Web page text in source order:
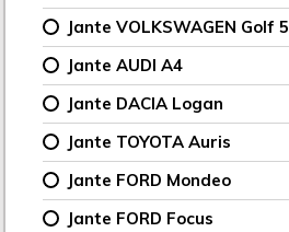
Jante VOLKSWAGEN Golf 5
Jante AUDI A4
Jante DACIA Logan
Jante TOYOTA Auris
Jante FORD Mondeo
Jante FORD Focus